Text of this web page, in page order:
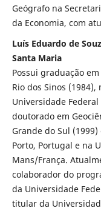
Geógrafo na
da Economia, com
Luís Eduardo de
Santa Maria
Possui graduação
Rio dos Sinos
Universidade
doutorado em
Grande do Sul
Porto, Portugal e na
Mans/França.
colaborador do
da Universidade
titular da